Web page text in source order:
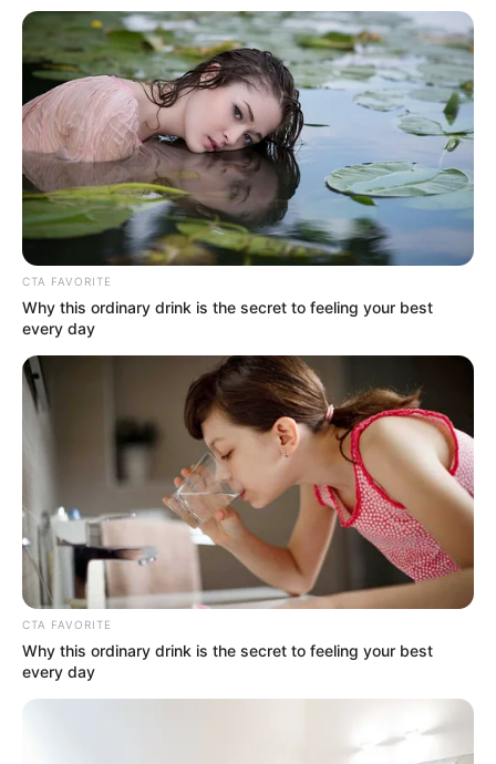
CTA FAVORITE
Why this ordinary drink is the secret to feeling your best
every day
CTA FAVORITE
Why this ordinary drink is the secret to feeling your best
every day